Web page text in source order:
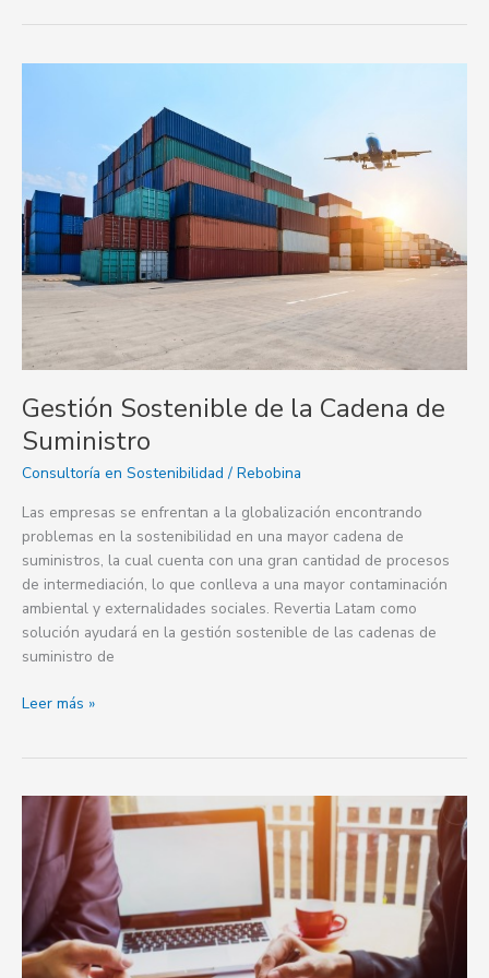
Gestión Sostenible de la Cadena de
Suministro
Consultoría en Sostenibilidad / Rebobina
Las empresas se enfrentan a la globalización encontrando
problemas en la sostenibilidad en una mayor cadena de
suministros, la cual cuenta con una gran cantidad de procesos
de intermediación, lo que conlleva a una mayor contaminación
ambiental y externalidades sociales. Revertia Latam como
solución ayudará en la gestión sostenible de las cadenas de
suministro de
Cadena
de
Suministro
Leer más »
Economía
circular,
uso
racional
y
eficiente
de